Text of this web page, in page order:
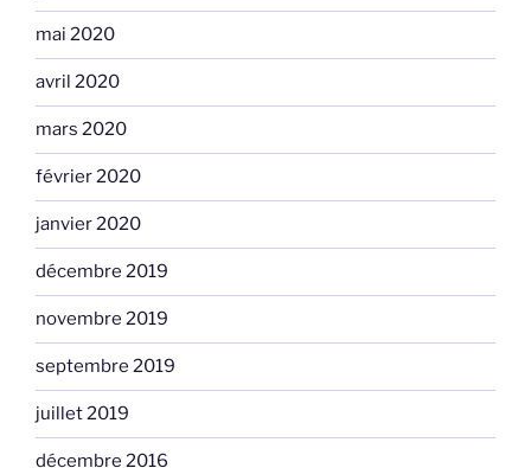
mai 2020
avril 2020
mars 2020
février 2020
janvier 2020
décembre 2019
novembre 2019
septembre 2019
juillet 2019
décembre 2016